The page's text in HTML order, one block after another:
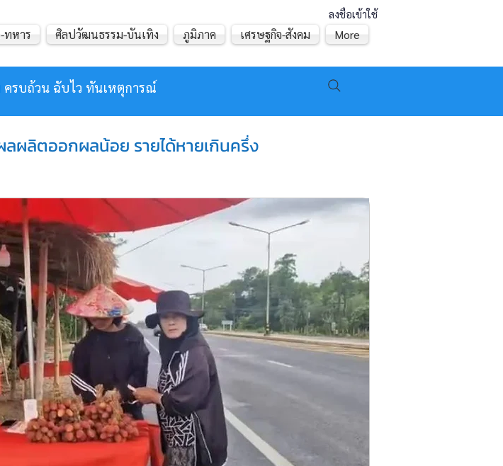
ลงชื่อเข้าใช้
ครบถ้วน ฉับไว ทันเหตุการณ์
ทหาร ศิลปวัฒนธรรม-บันเทิง ภูมิภาค เศรษฐกิจ-สังคม More
ผลิตออกผลน้อย รายได้หายเกินครึ่ง